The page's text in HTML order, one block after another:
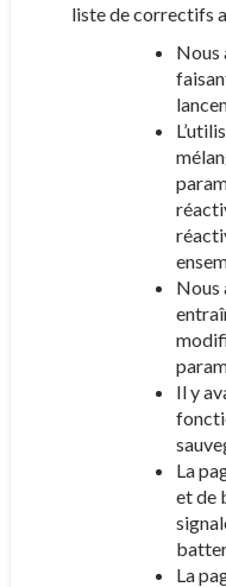
liste de correctifs
Nous
Nous
Il y
La
et de
La